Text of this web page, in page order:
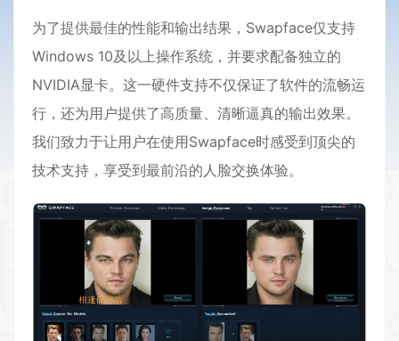
为了提供最佳的性能和输出结果，Swapface仅支持
Windows 10及以上操作系统，并要求配备独立的
NVIDIA显卡。这一硬件支持不仅保证了软件的流畅运
行，还为用户提供了高质量、清晰逼真的输出效果。
我们致力于让用户在使用Swapface时感受到顶尖的
技术支持，享受到最前沿的人脸交换体验。